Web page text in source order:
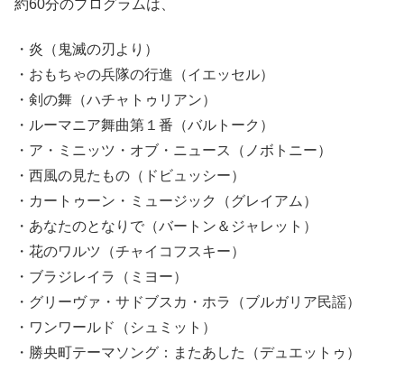
約60分のプログラムは、
・炎（鬼滅の刃より）
・おもちゃの兵隊の行進（イエッセル）
・剣の舞（ハチャトゥリアン）
・ルーマニア舞曲第１番（バルトーク）
・ア・ミニッツ・オブ・ニュース（ノボトニー）
・西風の見たもの（ドビュッシー）
・カートゥーン・ミュージック（グレイアム）
・あなたのとなりで（バートン＆ジャレット）
・花のワルツ（チャイコフスキー）
・ブラジレイラ（ミヨー）
・グリーヴァ・サドブスカ・ホラ（ブルガリア民謡）
・ワンワールド（シュミット）
・勝央町テーマソング：またあした（デュエットゥ）